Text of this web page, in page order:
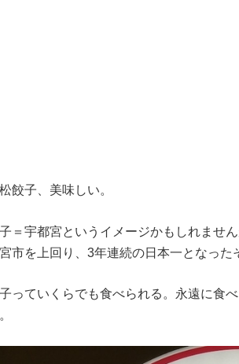
餃子、美味しい。
＝宇都宮というイメージかもしれませ
市を上回り、3年連続の日本一となった
っていくらでも食べられる。永遠に食